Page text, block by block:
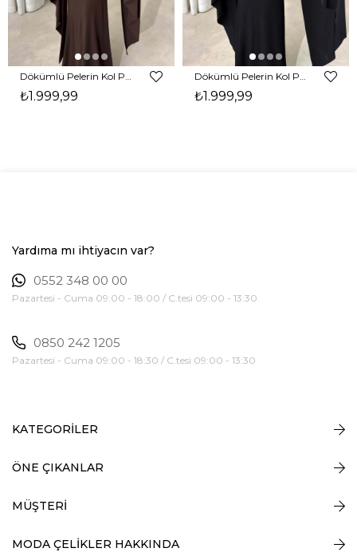
₺1.999,99 ₺1.999,99
Yardıma mı ihtiyacın var?
0552 348 00 00
Pazartesi - Cuma 09:00 - 18:00 / C.tesi 09:00 - 13:30
0850 242 1205
Pazartesi - Cuma 09:00 - 18:30 / C.tesi 09:00 - 13:30
KATEGORİLER
ÖNE ÇIKANLAR
MÜŞTERİ
MODA ÇELİKLER HAKKINDA